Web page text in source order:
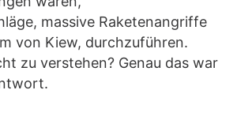
massive Raketenangriffe
von Kiew, durchzuführen.
zu verstehen? Genau das war